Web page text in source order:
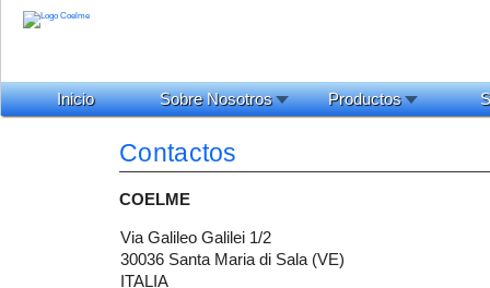
Inicio Sobre Nosotros Productos
Contactos
COELME
Via Galileo Galilei 1/2
30036 Santa Maria di Sala (VE)
ITALIA